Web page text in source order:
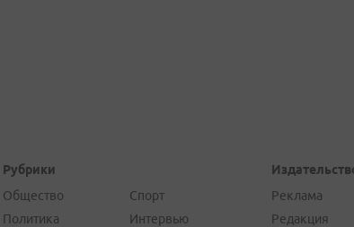
Рубрики
Общество
Политика
Спорт
Интервью
Реклама
Редакция